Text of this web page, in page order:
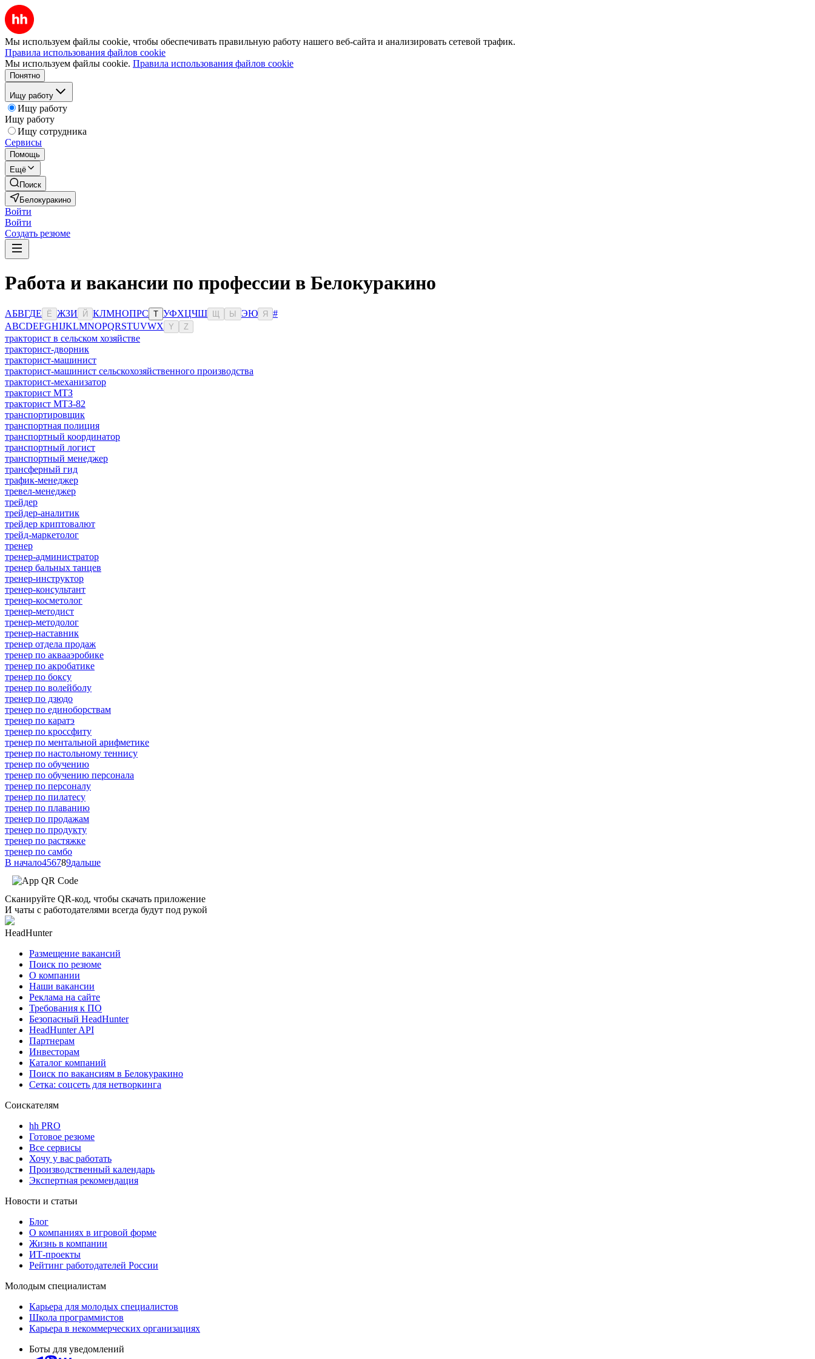
Мы используем файлы cookie, чтобы обеспечивать правильную работу нашего веб-сайта и анализировать сетевой трафик.
Правила использования файлов cookie
Мы используем файлы cookie. Правила использования файлов cookie
Понятно
Ищу работу
Ищу работу
Ищу работу
Ищу сотрудника
Сервисы
Помощь
Ещё
Поиск
Белокуракино
Войти
Войти
Создать резюме
Работа и вакансии по профессии в Белокуракино
АБВГДЕ Ё ЖЗИ Й КЛМНОПРС Т УФХЦЧШ Ы ЭЮ Я
#
ABCDEFGHIJKLMNOPQRSTUVWX Y Z
тракторист в сельском хозяйстве
тракторист-дворник
тракторист-машинист
тракторист-машинист сельскохозяйственного производства
тракторист-механизатор
тракторист МТЗ
тракторист МТЗ-82
транспортировщик
транспортная полиция
транспортный координатор
транспортный логист
транспортный менеджер
трансферный гид
трафик-менеджер
тревел-менеджер
трейдер
трейдер-аналитик
трейдер криптовалют
трейд-маркетолог
тренер
тренер-администратор
тренер бальных танцев
тренер-инструктор
тренер-консультант
тренер-косметолог
тренер-методист
тренер-методолог
тренер-наставник
тренер отдела продаж
тренер по аквааэробике
тренер по акробатике
тренер по боксу
тренер по волейболу
тренер по дзюдо
тренер по единоборствам
тренер по каратэ
тренер по кроссфиту
тренер по ментальной арифметике
тренер по настольному теннису
тренер по обучению
тренер по обучению персонала
тренер по персоналу
тренер по пилатесу
тренер по плаванию
тренер по продажам
тренер по продукту
тренер по растяжке
тренер по самбо
В начало456789дальше
Сканируйте QR-код, чтобы скачать приложение
И чаты с работодателями всегда будут под рукой
HeadHunter
Размещение вакансий
Поиск по резюме
О компании
Наши вакансии
Реклама на сайте
Требования к ПО
Безопасный HeadHunter
HeadHunter API
Партнерам
Инвесторам
Каталог компаний
Поиск по вакансиям в Белокуракино
Сетка: соцсеть для нетворкинга
Соискателям
hh PRO
Готовое резюме
Все сервисы
Хочу у вас работать
Производственный календарь
Экспертная рекомендация
Новости и статьи
Блог
О компаниях в игровой форме
Жизнь в компании
ИТ-проекты
Рейтинг работодателей России
Молодым специалистам
Карьера для молодых специалистов
Школа программистов
Карьера в некоммерческих организациях
Боты для уведомлений